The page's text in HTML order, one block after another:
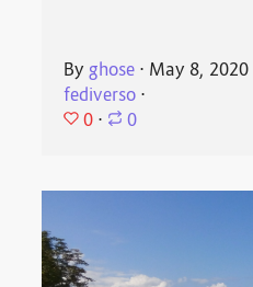
Byghose ⋅ May 8, 2020
fediverso ⋅
0 ⋅ 0